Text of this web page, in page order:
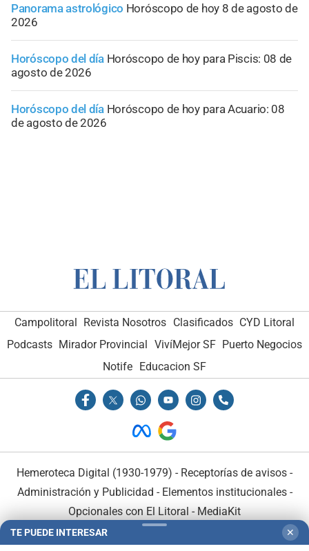
Panorama astrológico Horóscopo de hoy 8 de agosto de
2026
Horóscopo del día Horóscopo de hoy para Piscis: 08 de
agosto de 2026
Horóscopo del día Horóscopo de hoy para Acuario: 08
de agosto de 2026
Campolitoral Revista Nosotros Clasificados CYD Litoral
Podcasts Mirador Provincial VivíMejor SF Puerto Negocios
Notife Educacion SF
Hemeroteca Digital (1930-1979) - Receptorías de avisos -
Administración y Publicidad - Elementos institucionales-
Opcionales con El Litoral - MediaKit
TE PUEDE INTERESAR ✕